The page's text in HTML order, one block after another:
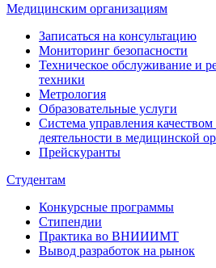
Медицинским организациям
Записаться на консультацию
Мониторинг безопасности
Техническое обслуживание и
техники
Метрология
Образовательные услуги
Система управления
деятельности в медицинской
Прейскуранты
Студентам
Конкурсные программы
Стипендии
Практика во ВНИИИМТ
Вывод разработок на рынок